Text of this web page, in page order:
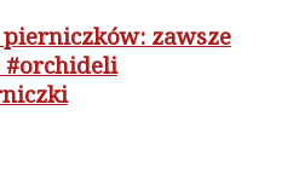
zawsze
#orchideli